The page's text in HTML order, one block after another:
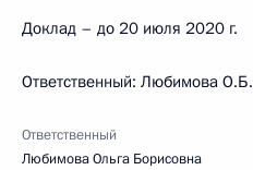
Доклад – до 20 июля 2020 г.
Ответственный: Любимова О.Б.
Ответственный
Любимова Ольга Борисовна